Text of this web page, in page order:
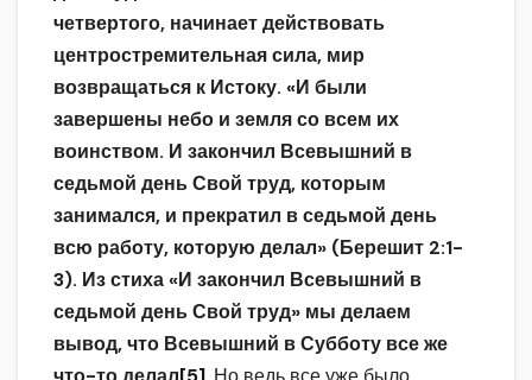
четвертого, начинает действовать
центростремительная сила, мир
возвращаться к Истоку. «И были
завершены небо и земля со всем их
воинством. И закончил Всевышний в
седьмой день Свой труд, которым
занимался, и прекратил в седьмой день
всю работу, которую делал» (Берешит 2:1-
3). Из стиха «И закончил Всевышний в
седьмой день Свой труд» мы делаем
вывод, что Всевышний в Субботу все же